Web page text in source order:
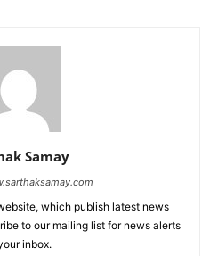
Samay
which publish latest news
to our mailing list for news alerts
inbox.